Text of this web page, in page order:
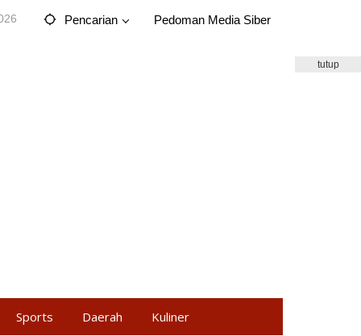
Pencarian Pedoman Media Siber
Sports Daerah Kuliner
tutup